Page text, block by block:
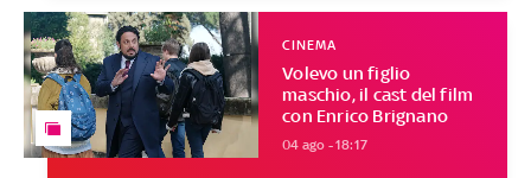
Volevo un figlio
maschio, il cast del film
con Enrico Brignano
CINEMA
04 ago - 18:17